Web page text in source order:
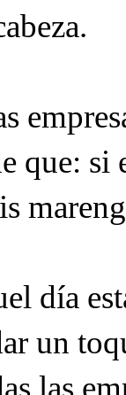
que: si
día
un
las